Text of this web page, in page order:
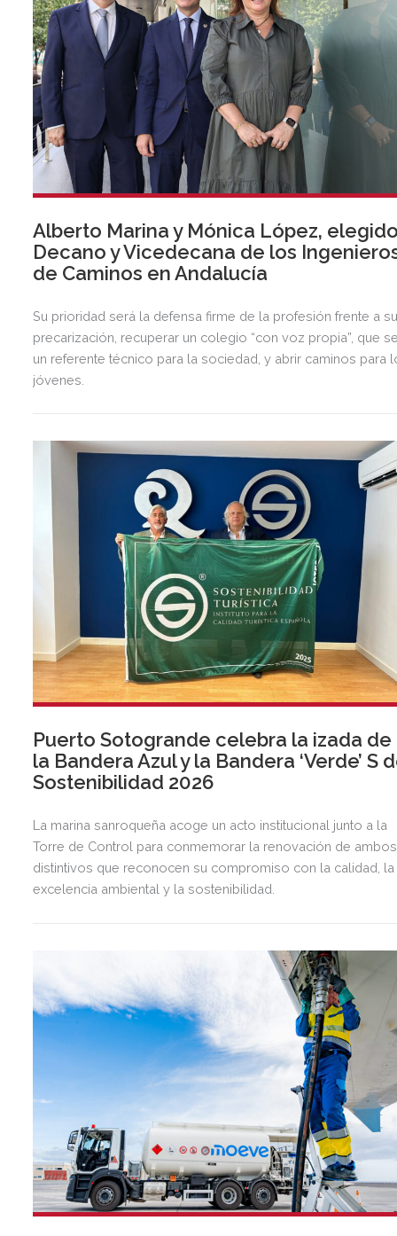
Alberto Marina y Mónica López,
Decano y Vicedecana de los
de Caminos en Andalucía
Su prioridad será la defensa firme de la profesión frente a
precarización, recuperar un colegio “con voz propia”, que
un referente técnico para la sociedad, y abrir caminos para
jóvenes.
Puerto Sotogrande celebra la izada de
la Bandera Azul y la Bandera ‘Verde’ S
Sostenibilidad 2026
La marina sanroqueña acoge un acto institucional junto a la
Torre de Control para conmemorar la renovación de ambos
distintivos que reconocen su compromiso con la calidad, la
excelencia ambiental y la sostenibilidad.